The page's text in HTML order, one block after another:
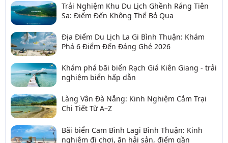
Trải Nghiệm Khu Du Lịch Ghềnh Ráng Tiên
Sa: Điểm Đến Không Thể Bỏ Qua
Địa Điểm Du Lịch La Gi Bình Thuận: Khám
Phá 6 Điểm Đến Đáng Ghé 2026
Khám phá bãi biển Rạch Giá Kiên Giang - trải
nghiệm biển hấp dẫn
Làng Vân Đà Nẵng: Kinh Nghiệm Cắm Trại
Chi Tiết Từ A–Z
Bãi biển Cam Bình Lagi Bình Thuận: Kinh
nghiệm đi chơi, ăn hải sản, điểm gần